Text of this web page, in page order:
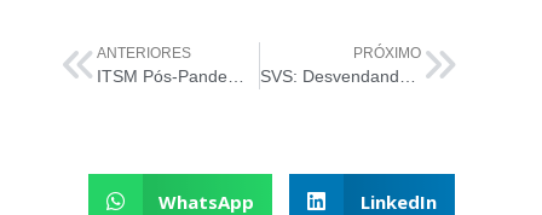
ANTERIORES
ITSM Pós-Pandemia: Como a Gestão de Serviços de TI Está Mudando
PRÓXIMO
SVS: Desvendando o Sistema de Valor de Serviço da ITIL 4
WhatsApp LinkedIn